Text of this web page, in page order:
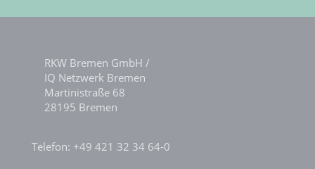
RKW Bremen GmbH /
IQ Netzwerk Bremen
Martinistraße 68
28195 Bremen
Telefon: +49 421 32 34 64-0